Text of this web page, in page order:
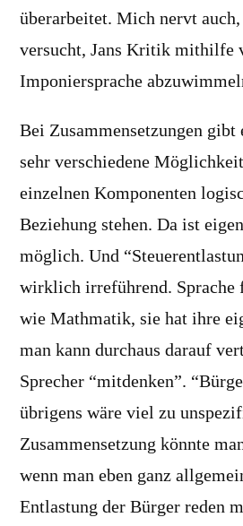
überarbeitet. Mich nervt
versucht, Jans Kritik mithilfe
Imponiersprache
Bei Zusammensetzungen
sehr verschiedene
einzelnen Komponenten
Beziehung stehen. Da ist
möglich. Und
wirklich irreführend.
wie Mathmatik, sie hat ihre
man kann durchaus darauf
Sprecher “mitdenken”.
übrigens wäre viel zu
Zusammensetzung könnte
wenn man eben ganz
Entlastung der Bürger reden